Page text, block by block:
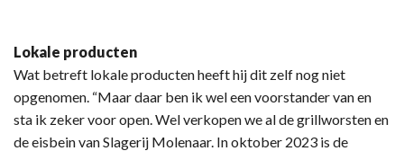
Lokale producten
Wat betreft lokale producten heeft hij dit zelf nog niet
opgenomen. “Maar daar ben ik wel een voorstander van en
sta ik zeker voor open. Wel verkopen we al de grillworsten en
de eisbein van Slagerij Molenaar. In oktober 2023 is de